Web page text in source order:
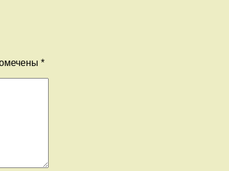
*